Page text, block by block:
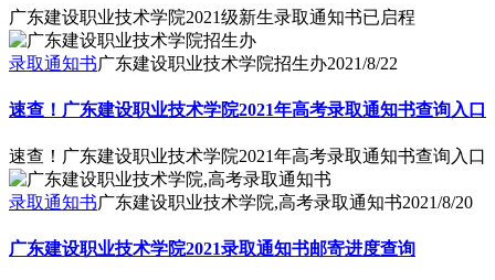
广东建设职业技术学院2021级新生录取通知书已启程
录取通知书广东建设职业技术学院招生办2021/8/22
速查！广东建设职业技术学院2021年高考录取通知书查询入口
速查！广东建设职业技术学院2021年高考录取通知书查询入口
录取通知书广东建设职业技术学院,高考录取通知书2021/8/20
广东建设职业技术学院2021录取通知书邮寄进度查询